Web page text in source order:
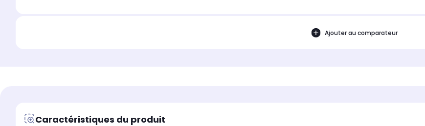
Ajouter au comparateur
Caractéristiques du produit